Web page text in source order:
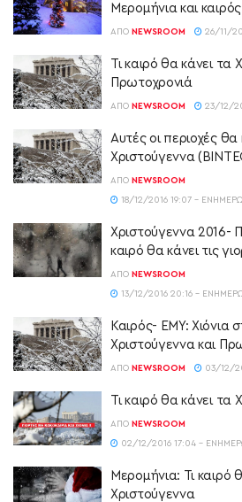
Μερομήνια και καιρός
ΑΠΌ NEWSROOM 26/11/
Τι καιρό θα κάνει τα
Πρωτοχρονιά
ΑΠΌ NEWSROOM 23/12/
Αυτές οι περιοχές
Χριστούγεννα
ΑΠΌ NEWSROOM
18/12/2016 19:07 -
Χριστούγεννα 2016-
καιρό θα κάνει τις
ΑΠΌ NEWSROOM
13/12/2016 20:16 -
Καιρός- ΕΜΥ: Χιόνια
Χριστούγεννα και
ΑΠΌ NEWSROOM 03/12/
Τι καιρό θα κάνει τα
ΑΠΌ NEWSROOM
02/12/2016 17:04 -
Μερομήνια: Τι καιρό
Χριστούγεννα